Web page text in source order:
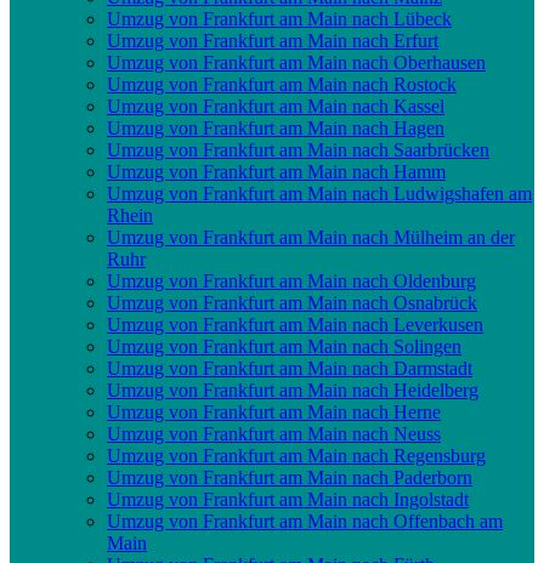
Umzug von Frankfurt am Main nach Lübeck
Umzug von Frankfurt am Main nach Erfurt
Umzug von Frankfurt am Main nach Oberhausen
Umzug von Frankfurt am Main nach Rostock
Umzug von Frankfurt am Main nach Kassel
Umzug von Frankfurt am Main nach Hagen
Umzug von Frankfurt am Main nach Saarbrücken
Umzug von Frankfurt am Main nach Hamm
Umzug von Frankfurt am Main nach Ludwigshafen am
Rhein
Umzug von Frankfurt am Main nach Mülheim an der
Ruhr
Umzug von Frankfurt am Main nach Oldenburg
Umzug von Frankfurt am Main nach Osnabrück
Umzug von Frankfurt am Main nach Leverkusen
Umzug von Frankfurt am Main nach Solingen
Umzug von Frankfurt am Main nach Darmstadt
Umzug von Frankfurt am Main nach Heidelberg
Umzug von Frankfurt am Main nach Herne
Umzug von Frankfurt am Main nach Neuss
Umzug von Frankfurt am Main nach Regensburg
Umzug von Frankfurt am Main nach Paderborn
Umzug von Frankfurt am Main nach Ingolstadt
Umzug von Frankfurt am Main nach Offenbach am
Main